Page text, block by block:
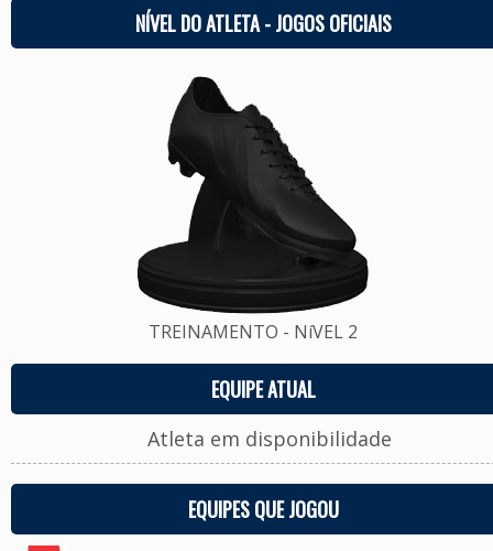
NÍVEL DO ATLETA - JOGOS OFICIAIS
TREINAMENTO - NíVEL 2
EQUIPE ATUAL
Atleta em disponibilidade
EQUIPES QUE JOGOU